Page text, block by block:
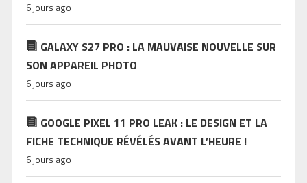
6 jours ago
GALAXY S27 PRO : LA MAUVAISE NOUVELLE SUR
SON APPAREIL PHOTO
6 jours ago
GOOGLE PIXEL 11 PRO LEAK : LE DESIGN ET LA
FICHE TECHNIQUE RÉVÉLÉS AVANT L’HEURE !
6 jours ago